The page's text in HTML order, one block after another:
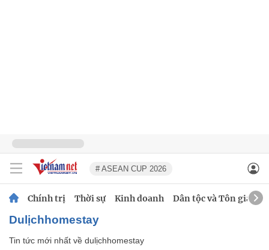
# ASEAN CUP 2026
Chính trị Thời sự Kinh doanh Dân tộc và Tôn giáo
dulịchhomestay
Tin tức mới nhất về dulịchhomestay